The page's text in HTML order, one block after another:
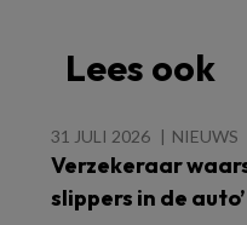
Lees ook
31 JULI 2026 NIEUWS
Verzekeraar
slippers in de auto’